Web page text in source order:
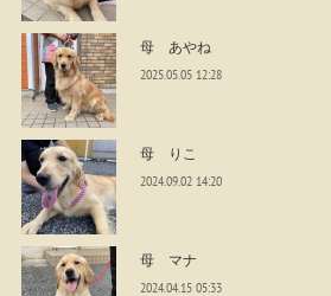
母 あやね
2025.05.05 12:28
母 りこ
2024.09.02 14:20
母 マナ
2024.04.15 05:33